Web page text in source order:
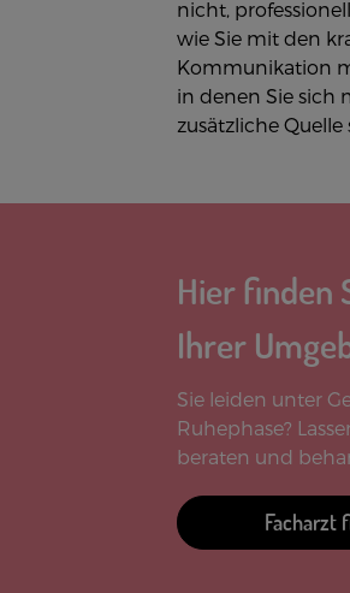
nicht,
wie Sie mit den
Kommunikation
in denen Sie sich
zusätzliche
Hier finden
Ihrer
Sie leiden unter
Ruhephase?
beraten und
Facharzt